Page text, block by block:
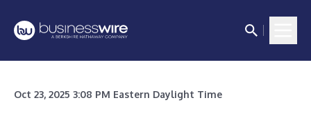
Oct 23, 2025 3:08 PM Eastern Daylight Time